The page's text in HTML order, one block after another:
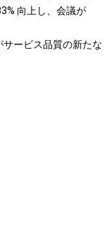
向上し、会議が
ービス品質の新たな